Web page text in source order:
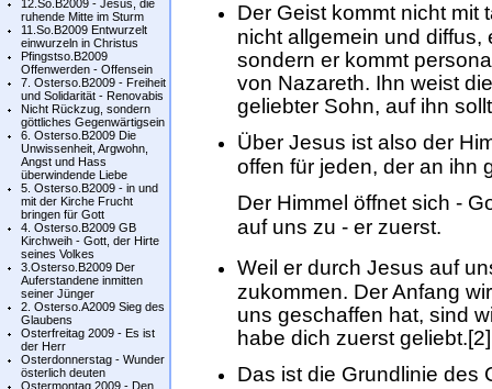
12.So.B2009 - Jesus, die
ruhende Mitte im Sturm
11.So.B2009 Entwurzelt
einwurzeln in Christus
Pfingstso.B2009
Offenwerden - Offensein
7. Osterso.B2009 - Freiheit
und Solidarität - Renovabis
Nicht Rückzug, sondern
göttliches Gegenwärtigsein
6. Osterso.B2009 Die
Unwissenheit, Argwohn,
Angst und Hass
überwindende Liebe
5. Osterso.B2009 - in und
mit der Kirche Frucht
bringen für Gott
4. Osterso.B2009 GB
Kirchweih - Gott, der Hirte
seines Volkes
3.Osterso.B2009 Der
Auferstandene inmitten
seiner Jünger
2. Osterso.A2009 Sieg des
Glaubens
Osterfreitag 2009 - Es ist
der Herr
Osterdonnerstag - Wunder
österlich deuten
Ostermontag 2009 - Den
Der Geist kommt nicht mit
nicht allgemein und
sondern er kommt
von Nazareth. Ihn weist
geliebter Sohn, auf ihn
Über Jesus ist also der
offen für jeden, der an ihn
Der Himmel öffnet sich -
auf uns zu - er zuerst.
Weil er durch Jesus auf
zukommen. Der Anfang
uns geschaffen hat, sind
habe dich zuerst
Das ist die Grundlinie des